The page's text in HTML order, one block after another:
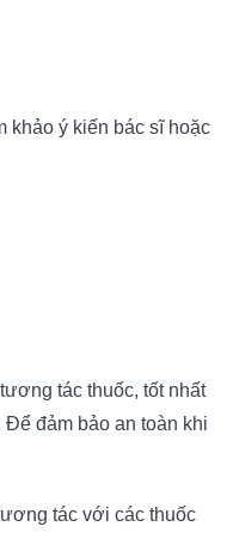
khảo ý kiến bác sĩ hoặc
tác thuốc, tốt nhất
đảm bảo an toàn khi
tác với các thuốc